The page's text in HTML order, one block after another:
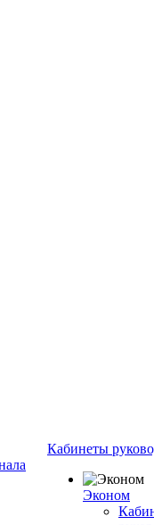
Кабинеты
Эконом